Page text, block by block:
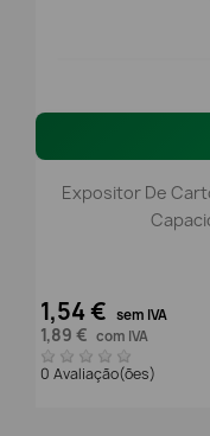
Expositor De
1,54 € sem IVA
1,89 € com IVA
0 Avaliação(ões)